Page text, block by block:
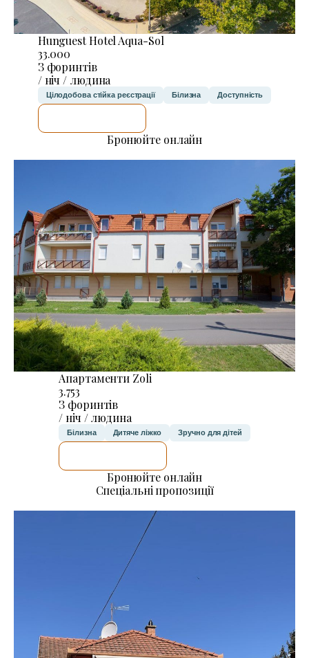
Hunguest Hotel Aqua-Sol
33.000
З форинтів
/ ніч / людина
Цілодобова стійка реєстрації Білизна Доступність
Бронюйте онлайн
Апартаменти Zoli
3.753
З форинтів
/ ніч / людина
Білизна Дитяче ліжко Зручно для дітей
Бронюйте онлайн
Спеціальні пропозиції